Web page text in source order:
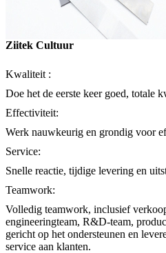
Ziitek Cultuur
Kwaliteit :
Doe het de eerste keer goed, totale
Effectiviteit:
Werk nauwkeurig en grondig voor
Service:
Snelle reactie, tijdige levering en
Teamwork:
Volledig teamwork, inclusief
engineeringteam, R&D-team,
gericht op het ondersteunen en
service aan klanten.